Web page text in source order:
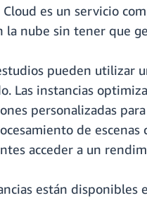
es un servicio
la nube sin tener que
pueden utilizar
Las instancias
personalizadas
de
acceder a un
están disponibles